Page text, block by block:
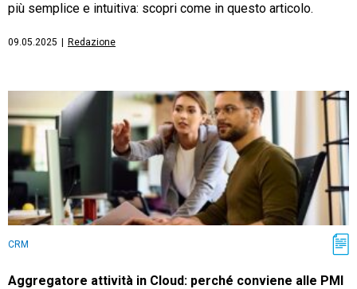
più semplice e intuitiva: scopri come in questo articolo.
09.05.2025 Redazione
CRM
Aggregatore attività in Cloud: perché conviene alle PMI